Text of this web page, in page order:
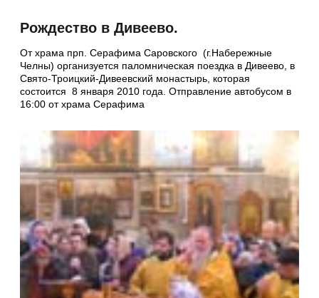
Рождество в Дивеево.
От храма прп. Серафима Саровского (г.Набережные
Челны) организуется паломническая поездка в Дивеево, в
Свято-Троицкий-Дивеевский монастырь, которая
состоится 8 января 2010 года. Отправление автобусом в
16:00 от храма Серафима